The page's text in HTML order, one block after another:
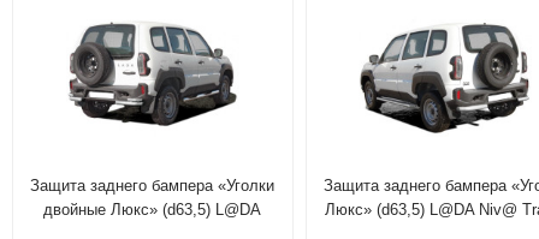
Защита заднего бампера «Уголки
двойные Люкс» (d63,5) L@DA
Защита заднего бампера
Люкс» (d63,5) L@DA Niv@